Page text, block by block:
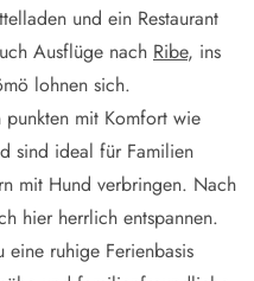
und ein Restaurant
Ausflüge nach Ribe, ins
lohnen sich.
punkten mit Komfort wie
sind ideal für Familien
mit Hund verbringen. Nach
hier herrlich entspannen.
eine ruhige Ferienbasis